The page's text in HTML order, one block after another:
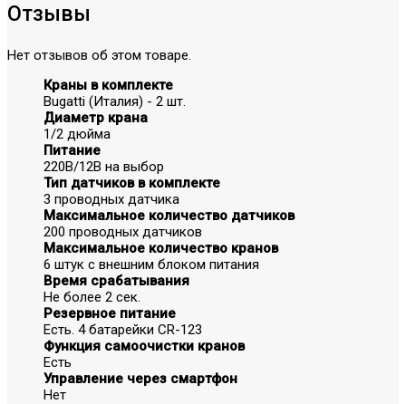
Отзывы
Нет отзывов об этом товаре.
Краны в комплекте
Bugatti (Италия) - 2 шт.
Диаметр крана
1/2 дюйма
Питание
220В/12В на выбор
Тип датчиков в комплекте
3 проводных датчика
Максимальное количество датчиков
200 проводных датчиков
Максимальное количество кранов
6 штук с внешним блоком питания
Время срабатывания
Не более 2 сек.
Резервное питание
Есть. 4 батарейки CR-123
Функция самоочистки кранов
Есть
Управление через смартфон
Нет